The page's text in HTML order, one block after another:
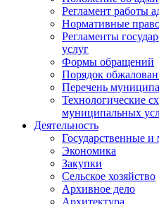
Регламент работы
Нормативные
Регламенты
услуг
Формы обращений
Порядок
Перечень
Технологические
муниципальных
Деятельность
Государственные
Экономика
Закупки
Сельское хозяйство
Архивное дело